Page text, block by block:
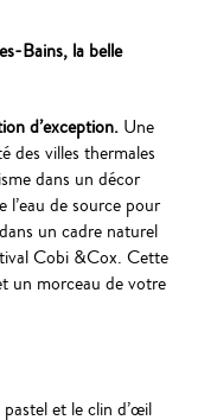
Bains, la belle
d’exception. Une
des villes thermales
dans un décor
l’eau de source pour
un cadre naturel
Cobi &Cox. Cette
un morceau de votre
et le clin d’œil